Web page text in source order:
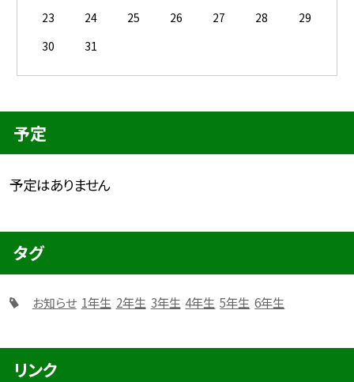
23
24 25 26 27 28
29
30
31
予定
予定はありません
タグ
お知らせ 1年生 2年生 3年生 4年生 5年生 6年生
リンク